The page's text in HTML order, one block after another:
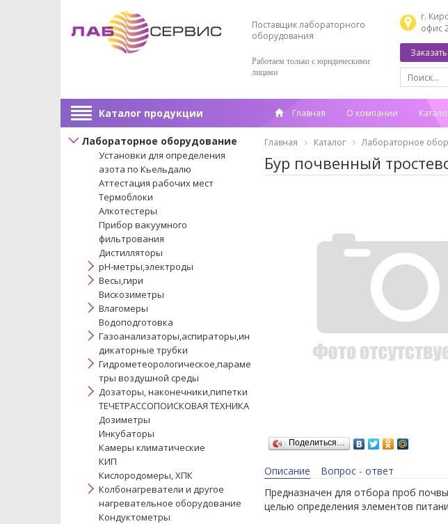
Поставщик лабораторного
оборудования
Работаем только с юридическими
лицами
г.
офис
Каталог продукции Главная О компании
Лабораторное оборудование
Установки для определения
азота по Кьельдалю
Аттестация рабочих мест
Термоблоки
Алкотестеры
Прибор вакуумного
фильтрования
Дистилляторы
pH-метры,электроды
Весы,гири
Вискозиметры
Влагомеры
Водоподготовка
Газоанализаторы,аспираторы,ин
дикаторные трубки
Гидрометеорологическое,параме
тры воздушной среды
Дозаторы, наконечники,пипетки
ТЕЧЕТРАССОПОИСКОВАЯ ТЕХНИКА
Дозиметры
Инкубаторы
Камеры климатические
КИП
Кислородомеры, ХПК
Колбонагреватели и другое
нагревательное оборудование
Кондуктометры
Главная Каталог Лабораторное
Бур почвенный
Поделиться…
Описание
Вопрос - ответ
Предназначен для отбора проб
целью определения элементов